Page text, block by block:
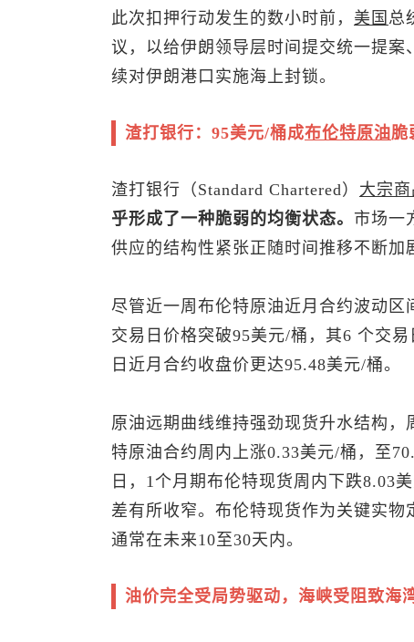
此次扣押行动发生的数小时前， 美国 总
议，以给伊朗领导层时间提交统一提
续对伊朗港口实施海上封锁。
渣打银行：95美元/桶成布伦特原油脆
渣打银行（Standard Chartered） 大宗商
乎形成了一种脆弱的均衡状态。 市场一
供应的结构性紧张正随时间推移不断加
尽管近一周 布伦特原油近月合约波动区
交易日价格突破95美元/桶，其6 个交
日近月合约收盘价更达95.48美元/桶。
原油远期曲线维持强劲现货升水结构
特原油合约周内上涨0.33美元/桶，至
日，1个月期布伦特现货周内下跌8.03
差有所收窄。布伦特现货作为关键实
通常在未来10至30天内。
油价完全受局势驱动，海峡受阻致海